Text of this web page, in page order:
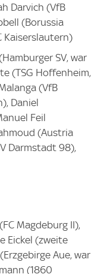
Darvich (VfB
(Borussia
Kaiserslautern)
SV, war
(TSG Hoffenheim,
(VfB
Daniel
Feil
(Austria
Darmstadt 98),
Magdeburg II),
Eickel (zweite
Aue, war
(1860